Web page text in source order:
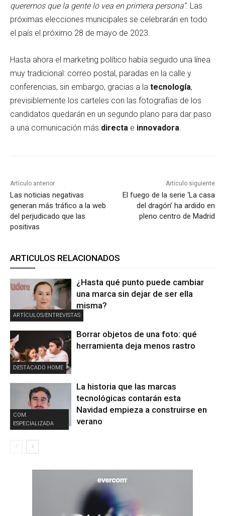
queremos que la gente lo vea en primera persona”. Las
próximas elecciones municipales se celebrarán en todo
el país el próximo 28 de mayo de 2023.
Hasta ahora el marketing político había seguido una línea
muy tradicional: correo postal, paradas en la calle y
conferencias, sin embargo, gracias a la tecnología,
previsiblemente los carteles con las fotografías de los
candidatos quedarán en un segundo plano para dar paso
a una comunicación más directa e innovadora
Artículo anterior
Las noticias negativas
generan más tráfico a la web
del perjudicado que las
positivas
Artículo siguiente
El fuego de la serie ‘La casa
del dragón’ ha ardido en
pleno centro de Madrid
ARTICULOS RELACIONADOS
ARTÍCULOS/ENTREVISTAS
¿Hasta qué punto puede cambiar
una marca sin dejar de ser ella
misma?
DESTACADO HOME
Borrar objetos de una foto: qué
herramienta deja menos rastro
COM.
ESPECIALIZADA
La historia que las marcas
tecnológicas contarán esta
Navidad empieza a construirse en
verano